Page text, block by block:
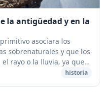
la antigüedad y en la
asociara los
sobrenaturales y que los
rayo o la lluvia, ya que
c...
historia